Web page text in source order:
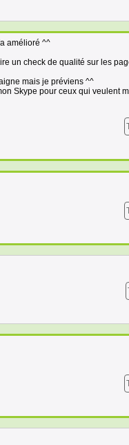
amélioré ^^
un check de qualité sur les
mais je préviens ^^
Skype pour ceux qui veulent